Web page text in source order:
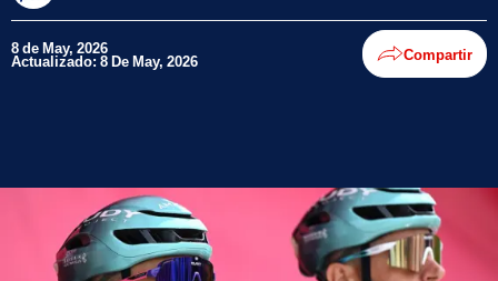
8 de May, 2026
Actualizado: 8 De May, 2026 Compartir